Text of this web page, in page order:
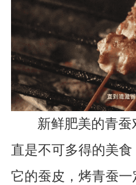
新鲜肥美的青
直是不可多得的美
它的蚕皮，烤青蚕